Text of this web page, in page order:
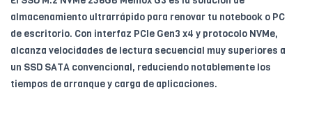
almacenamiento ultrarrápido para renovar tu notebook o PC
de escritorio. Con interfaz PCIe Gen3 x4 y protocolo NVMe,
alcanza velocidades de lectura secuencial muy superiores a
un SSD SATA convencional, reduciendo notablemente los
tiempos de arranque y carga de aplicaciones.